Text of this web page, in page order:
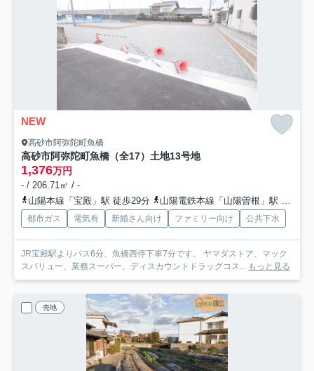
NEW
高砂市阿弥陀町魚橋
高砂市阿弥陀町魚橋（全17）土地13号地
1,376万円
- / 206.71㎡ / -
山陽本線「宝殿」駅 徒歩29分
山陽電鉄本線「山陽曽根」駅 徒歩37分
都市ガス 電気有 新婚さん向け ファミリー向け 公共下水
JR宝殿駅よりバス6分、魚橋西停下車7分です。 ヤマダストア、マック
スバリュー、業務スーパー、ディスカウントドラッグコス...
もっと見る
売地